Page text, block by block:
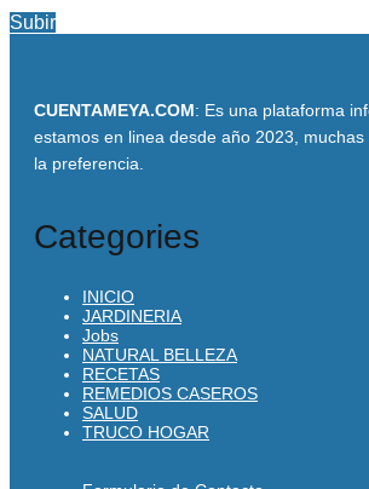
Subir
CUENTAMEYA.COM: Es una plataforma
estamos en linea desde año 2023,
la preferencia.
Categories
INICIO
JARDINERIA
Jobs
NATURAL BELLEZA
RECETAS
REMEDIOS CASEROS
SALUD
TRUCO HOGAR